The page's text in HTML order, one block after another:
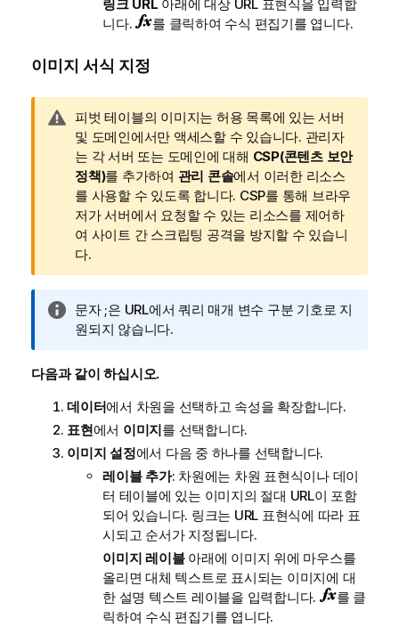
링크 URL 아래에 대상 URL 표현식을 입력합
니다.
를 클릭하여 수식 편집기를 엽니다.
이미지 서식 지정
경
고
메
모
피벗 테이블의 이미지는 허용 목록에 있는 서버
및 도메인에서만 액세스할 수 있습니다. 관리자
는 각 서버 또는 도메인에 대해 CSP(콘텐츠 보안
정책)를 추가하여 관리 콘솔에서 이러한 리소스
를 사용할 수 있도록 합니다. CSP를 통해 브라우
저가 서버에서 요청할 수 있는 리소스를 제어하
여 사이트 간 스크립팅 공격을 방지할 수 있습니
다.
정
보
모
문자 ;은 URL에서 쿼리 매개 변수 구분 기호로 지
원되지 않습니다.
다음과 같이 하십시오.
데이터에서 차원을 선택하고 속성을 확장합니다.
표현에서 이미지를 선택합니다.
이미지 설정에서 다음 중 하나를 선택합니다.
레이블 추가: 차원에는 차원 표현식이나 데이
터 테이블에 있는 이미지의 절대 URL이 포함
되어 있습니다. 링크는 URL 표현식에 따라 표
시되고 순서가 지정됩니다.
이미지 레이블아래에 이미지 위에 마우스를
올리면 대체 텍스트로 표시되는 이미지에 대
한 설명 텍스트 레이블을 입력합니다.
를 클
릭하여 수식 편집기를 엽니다.